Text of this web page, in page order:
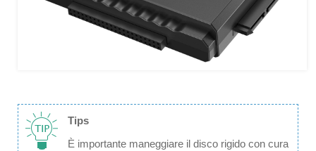
Tips
È importante maneggiare il disco rigido con cura